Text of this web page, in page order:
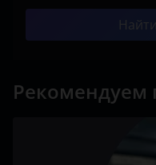
Рекомендуем